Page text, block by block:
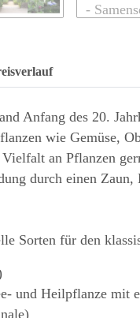
Anfang des 20.
wie Gemüse,
an Pflanzen
durch einen
Sorten für den
und Heilpflanze mit